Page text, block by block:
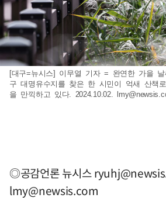
[대구=뉴시스] 이무열 기자 = 완연한 가을
구 대명유수지를 찾은 한 시민이 억새 산책
을 만끽하고 있다. 2024.10.02.
◎공감언론 뉴시스
lmy@newsis.com